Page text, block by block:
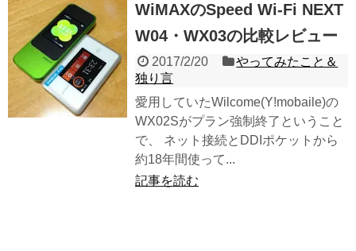
WiMAXのSpeed Wi-Fi NEXT
W04・WX03の比較レビュー
2017/2/20
やってみたこと＆
独り言
愛用していたWilcome(Y!mobaile)の
WX02Sがプラン強制終了ということ
で、 ネット接続とDDIポケットから
約18年間使って...
記事を読む